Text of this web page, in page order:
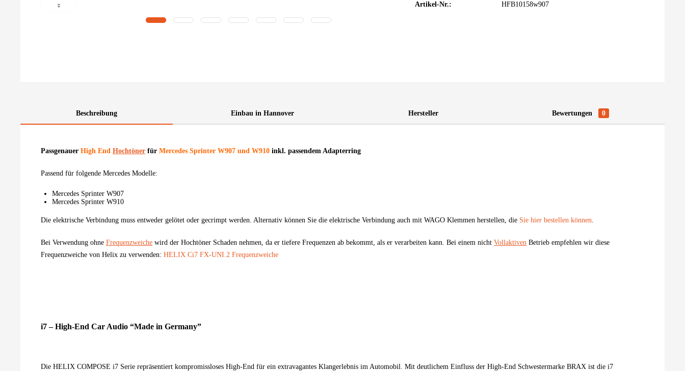
Artikel-Nr.: HFB10158w907
Beschreibung Einbau in Hannover Hersteller Bewertungen 0
Passgenauer High End Hochtöner für Mercedes Sprinter W907 und W910 inkl. passendem Adapterring
Passend für folgende Mercedes Modelle:
Mercedes Sprinter W907
Mercedes Sprinter W910
Die elektrische Verbindung muss entweder gelötet oder gecrimpt werden. Alternativ können Sie die elektrische Verbindung auch mit WAGO Klemmen herstellen, die Sie hier bestellen können.
Bei Verwendung ohne Frequenzweiche wird der Hochtöner Schaden nehmen, da er tiefere Frequenzen ab bekommt, als er verarbeiten kann. Bei einem nicht Vollaktiven Betrieb empfehlen wir diese
Frequenzweiche von Helix zu verwenden: HELIX Ci7 FX-UNI.2 Frequenzweiche
i7 – High-End Car Audio “Made in Germany”
Die HELIX COMPOSE i7 Serie repräsentiert kompromissloses High-End für ein extravagantes Klangerlebnis im Automobil. Mit deutlichem Einfluss der High-End Schwestermarke BRAX ist die i7